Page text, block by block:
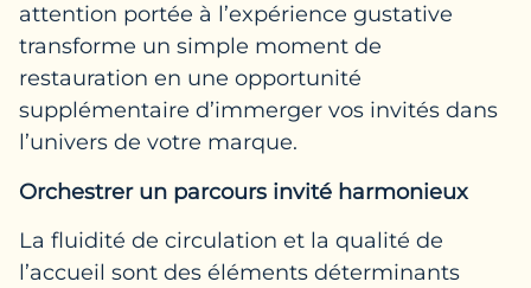
attention portée à l’expérience gustative
transforme un simple moment de
restauration en une opportunité
supplémentaire d’immerger vos invités dans
l’univers de votre marque.
Orchestrer un parcours invité harmonieux
La fluidité de circulation et la qualité de
l’accueil sont des éléments déterminants